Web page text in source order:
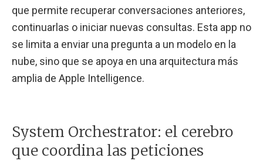
que permite recuperar conversaciones anteriores,
continuarlas o iniciar nuevas consultas. Esta app no
se limita a enviar una pregunta a un modelo en la
nube, sino que se apoya en una arquitectura más
amplia de Apple Intelligence.
System Orchestrator: el cerebro
que coordina las peticiones